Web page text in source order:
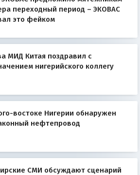
переходный период – ЭКОВАС
это фейком
МИД Китая поздравил с
нигерийского коллегу
востоке Нигерии обнаружен
нефтепровод
СМИ обсуждают сценарий